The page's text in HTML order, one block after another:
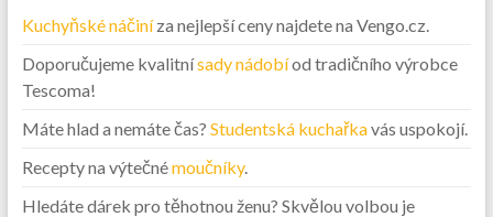
Kuchyňské náčiníza nejlepší ceny najdete na Vengo.cz.
Doporučujeme kvalitnísady nádobíod tradičního výrobce
Tescoma!
Máte hlad a nemáte čas? Studentská kuchařkavás uspokojí.
Recepty na výtečnémoučníky.
Hledáte dárek pro těhotnou ženu? Skvělou volbou je